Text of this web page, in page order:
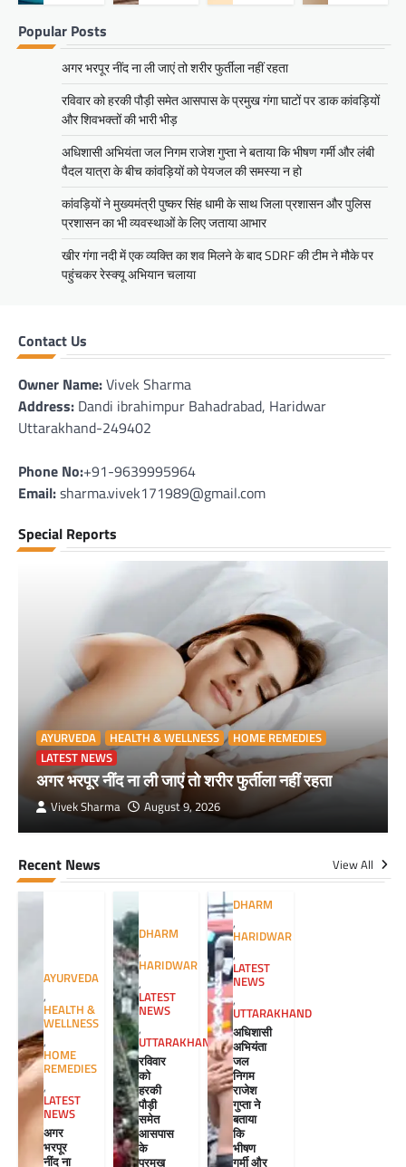
Popular Posts
अगर भरपूर नींद ना ली जाएं तो शरीर फुर्तीला नहीं रहता
रविवार को हरकी पौड़ी समेत आसपास के प्रमुख गंगा घाटों पर डाक कांवड़ियों
और शिवभक्तों की भारी भीड़
अधिशासी अभियंता जल निगम राजेश गुप्ता ने बताया कि भीषण गर्मी और लंबी
पैदल यात्रा के बीच कांवड़ियों को पेयजल की समस्या न हो
कांवड़ियों ने मुख्यमंत्री पुष्कर सिंह धामी के साथ जिला प्रशासन और पुलिस
प्रशासन का भी व्यवस्थाओं के लिए जताया आभार
खीर गंगा नदी में एक व्यक्ति का शव मिलने के बाद SDRF की टीम ने मौके पर
पहुंचकर रेस्क्यू अभियान चलाया
Contact Us
Owner Name:Vivek Sharma
Address: Dandi ibrahimpur Bahadrabad, Haridwar
Uttarakhand-249402
Phone No:+91-9639995964
Email:sharma.vivek171989@gmail.com
Special Reports
AYURVEDA HEALTH & WELLNESS
HOME REMEDIES
LATEST NEWS
अगर भरपूर नींद ना ली जाएं तो शरीर फुर्तीला नहीं रहता
Vivek Sharma August 9, 2026
Recent News View All
AYURVEDA
,
HEALTH &
WELLNESS
,
HOME
REMEDIES
,
LATEST
NEWS
अगर
भरपूर
नींद ना
DHARM
,
HARIDWAR
,
LATEST
NEWS
,
UTTARAKHAND
रविवार
को
हरकी
पौड़ी
समेत
आसपास
के
प्रमुख
DHARM
,
HARIDWAR
,
LATEST
NEWS
,
UTTARAKHAND
अधिशासी
अभियंता
जल
निगम
राजेश
गुप्ता ने
बताया
कि
भीषण
गर्मी और